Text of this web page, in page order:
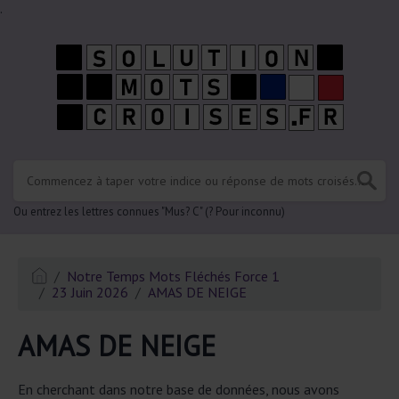
.
Ou entrez les lettres connues "Mus? C" (? Pour inconnu)
Notre Temps Mots Fléchés Force 1
23 Juin 2026
AMAS DE NEIGE
AMAS DE NEIGE
En cherchant dans notre base de données, nous avons